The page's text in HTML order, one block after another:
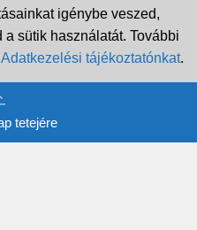
igénybe veszed,
sütik használatát. További
Adatkezelési tájékoztatónkat.
tetejére